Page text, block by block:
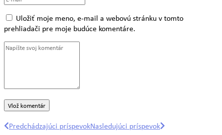
Uložiť moje meno, e-mail a webovú stránku v tomto
prehliadači pre moje budúce komentáre.
Predchádzajúci príspevokNasledujúci príspevok